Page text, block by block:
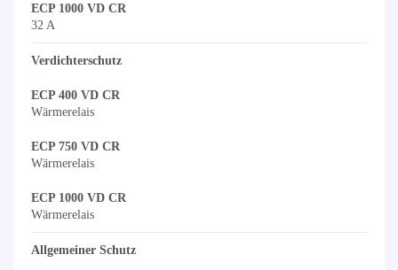
ECP 1000 VD CR
32 A
Verdichterschutz
ECP 400 VD CR
Wärmerelais
ECP 750 VD CR
Wärmerelais
ECP 1000 VD CR
Wärmerelais
Allgemeiner Schutz